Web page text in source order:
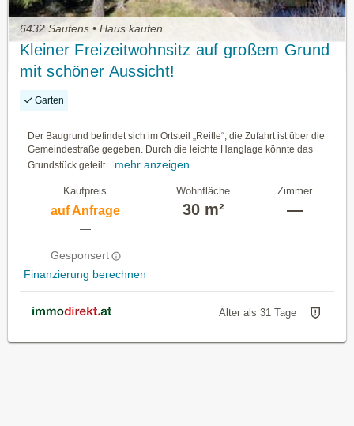
6432 Sautens • Haus kaufen
Kleiner Freizeitwohnsitz auf großem Grund
mit schöner Aussicht!
Garten
Der Baugrund befindet sich im Ortsteil „Reitle“, die Zufahrt ist über die
Gemeindestraße gegeben. Durch die leichte Hanglage könnte das
Grundstück geteilt... mehr anzeigen
Kaufpreis
auf Anfrage
—
Gesponsert
Finanzierung berechnen
Wohnfläche
30 m²
Zimmer
—
Älter als 31 Tage